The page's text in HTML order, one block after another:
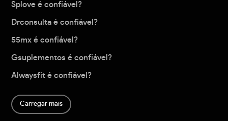
Splove é confiável?
Drconsulta é confiável?
55mx é confiável?
Gsuplementos é confiável?
Alwaysfit é confiável?
Carregar mais